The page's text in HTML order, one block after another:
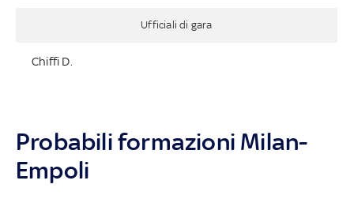
Ufficiali di gara
Chiffi D.
Probabili formazioni Milan-
Empoli